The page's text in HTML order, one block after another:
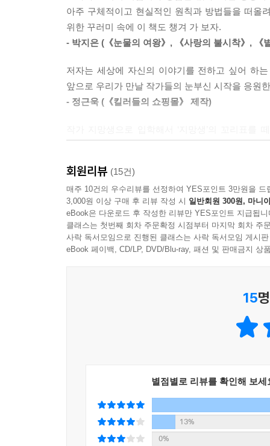
왼쪽의 도형, 도표, 혹은 언뜻 미로 같기도 한 무엇
말이요! 오래 천천히 들여다보세요. 각각이 무엇
에는 6개 요소가 들어 있습니다.
--- 「2부 2장 ‘공모전 당선의 10가지 원칙 창작에 적용하기
단계를 제시한다. 마지막으로 완성된 글의 풍미를
처음에는 더디더라도 여러 번 자신의 글에 적용
숙지하지 못한 지점으로 돌아가 다시 살펴보고 2
‘작가는 웃으면서 다시 시작하는 사람’
나오냐의 차이만 있을 뿐이다. 예비 작가일 때
최우선인 캐릭터 구축기다. 초보 작가가 되면 끝
작가가 되면 새삼 스토리가 무엇인지 이제야 비
하겠구나를 그릴 수 있는 본격 드라마 창작기다.
거의 모든 드라마 공모전 요강에는 ‘작가님들의
까칠하고, 예민하고, 의심이 많고, 그만큼 여리
주저하지 말고 확신으로 가득 찬 마음을 가졌으
아주 구체적이고 현실적인 원칙과 방법들을 떠올
위한 꾸러미 속에 이 책도 챙겨 가 보자.
- 박지은 (《눈물의 여왕》, 《사랑의 불시착》, 《
저자는 세상에 자신의 이야기를 전하고 싶어 하
앞으로 우리가 만날 작가들의 눈부신 시작을 응원
- 정근욱 (《킬러들의 쇼핑몰》 제작)
엉덩이의 힘만을 요구하던 작가 지망생의 세상
열린다.
- 이정곤 (《거래》 연출)
작법서가 이렇게 재미있어도 될까? 웬만한 드라
쉽고 편한 용어와 친근한 문체를 사용하고 있어
- 이철화 (《사장님을 잠금해제》, 《스피릿 핑거
창작의 비밀과 자신의 실패까지도 솔직하게 전하
- 김영배 (《모범택시》 제작)
초보 드라마 작가인 나에게 한줄기 강력한 빛
만병통치약이다. 드라마의 근원적인 문제를 해결
회원리뷰 (15건)
매주 10건의 우수리뷰를 선정하여 YES포인트 3만원을 드
3,000원 이상 구매 후 리뷰 작성 시 일반회원 300원, 마니
eBook은 다운로드 후 작성한 리뷰만 YES포인트 지급됩니
클래스는 첫번째 회차 주문확정 시점부터 마지막 회차 주
사락 독서모임으로 진행된 클래스는 사락 독서모임 게시
eBook 페이백, CD/LP, DVD/Blu-ray, 패션 및 판매금지 상
15
별점별로 리뷰를 확인해 보세
13%
0%